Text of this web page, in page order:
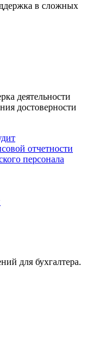
в сложных
деятельности
достоверности
отчетности
персонала
для бухгалтера.